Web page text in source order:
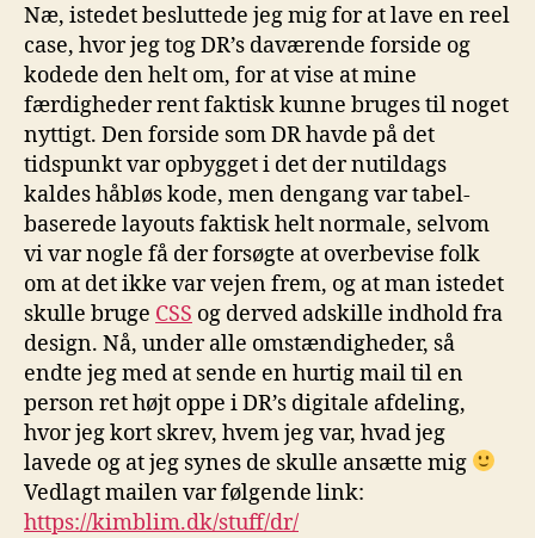
Næ, istedet besluttede jeg mig for at lave en reel
case, hvor jeg tog DR’s daværende forside og
kodede den helt om, for at vise at mine
færdigheder rent faktisk kunne bruges til noget
nyttigt. Den forside som DR havde på det
tidspunkt var opbygget i det der nutildags
kaldes håbløs kode, men dengang var tabel-
baserede layouts faktisk helt normale, selvom
vi var nogle få der forsøgte at overbevise folk
om at det ikke var vejen frem, og at man istedet
skulle bruge CSS og derved adskille indhold fra
design. Nå, under alle omstændigheder, så
endte jeg med at sende en hurtig mail til en
person ret højt oppe i DR’s digitale afdeling,
hvor jeg kort skrev, hvem jeg var, hvad jeg
lavede og at jeg synes de skulle ansætte mig
Vedlagt mailen var følgende link:
https://kimblim.dk/stuff/dr/